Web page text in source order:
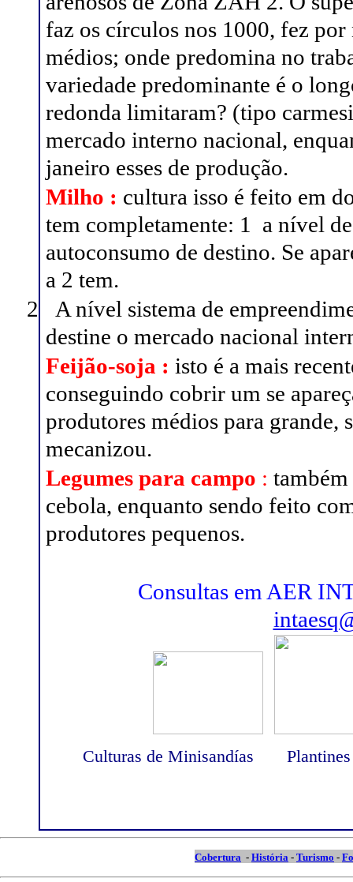
faz os círculos nos 1000, fez
médios; onde predomina no
variedade predominante é o
redonda limitaram? (tipo
mercado interno nacional,
janeiro esses de produção.
Milho : cultura isso é feito em
tem completamente: 1
a nível
autoconsumo de destino. Se
a 2 tem.
2
A nível sistema de
destine o mercado nacional
Feijão-soja : isto é a mais
conseguindo cobrir um se
produtores médios para grande,
mecanizou.
Legumes para campo : também
cebola, enquanto sendo feito
produtores pequenos.
Consultas em AER
Culturas de Minisandías
Cobertura - História - Turismo -